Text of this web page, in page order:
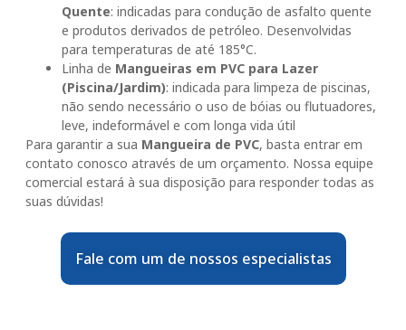
Quente: indicadas para condução de asfalto quente
e produtos derivados de petróleo. Desenvolvidas
para temperaturas de até 185°C.
Linha de Mangueiras em PVC para Lazer
(Piscina/Jardim): indicada para limpeza de piscinas,
não sendo necessário o uso de bóias ou flutuadores,
leve, indeformável e com longa vida útil
Para garantir a sua Mangueira de PVC, basta entrar em
contato conosco através de um orçamento. Nossa equipe
comercial estará à sua disposição para responder todas as
suas dúvidas!
Fale com um de nossos especialistas